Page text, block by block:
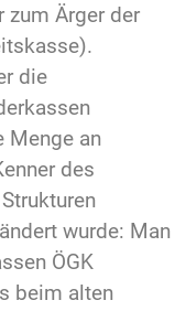
zum Ärger der
die
Menge an
des
wurde: Man
ÖGK
beim alten